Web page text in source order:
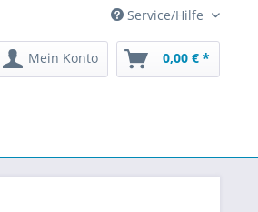
Service/Hilfe
Mein Konto 0,00 € *